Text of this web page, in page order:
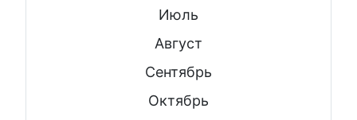
Июль
Август
Сентябрь
Октябрь